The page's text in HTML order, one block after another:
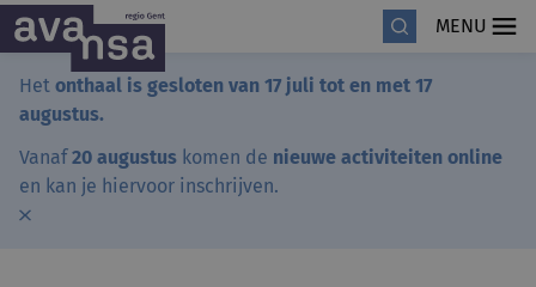
MENU
Het onthaal is gesloten van 17 juli tot en met 17
augustus.
Vanaf20 augustus komen de nieuwe activiteiten online
en kan je hiervoor inschrijven.